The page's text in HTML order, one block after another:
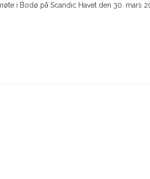
i Bodø på Scandic Havet den 30. mars